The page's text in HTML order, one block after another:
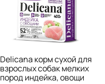
Delicana корм сухой для
взрослых собак мелких
пород индейка, овощи